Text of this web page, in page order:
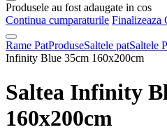
Produsele au fost adaugate in cos
Continua cumparaturile Finalizeaza
Rame PatProduseSaltele patSaltele
Infinity Blue 35cm 160x200cm
Saltea Infinity
160x200cm